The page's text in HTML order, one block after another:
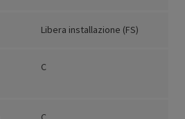
Libera installazione (FS)
C